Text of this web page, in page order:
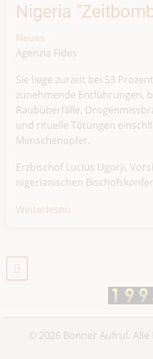
Nigeria
Neues
Agenzia Fides
Sie liege zurzeit bei 53
zunehmende Entführungen,
Raubüberfälle,
und rituelle Tötungen
Menschenopfer.
Erzbischof Lucius Ugorji,
nigerianischen
Weiterlesen
© 2026 Bonner Aufruf.